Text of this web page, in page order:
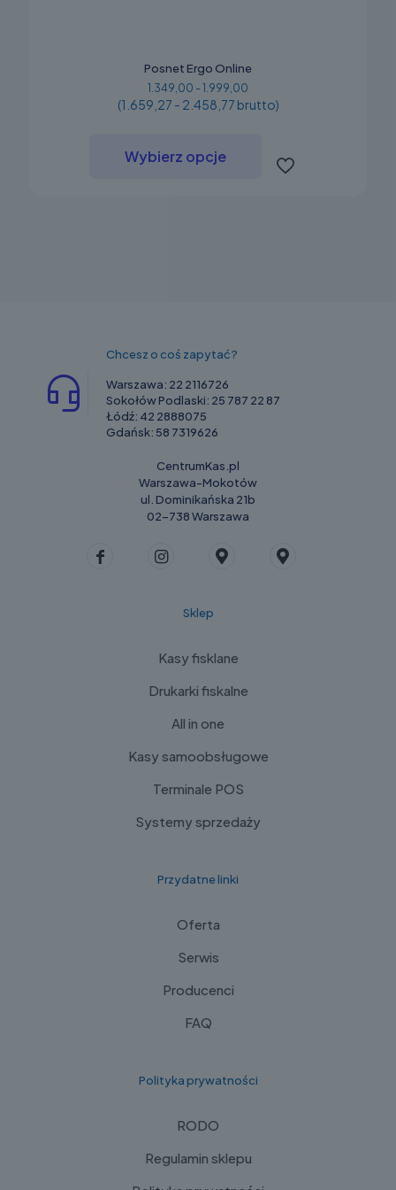
Posnet Ergo Online
1.349,00 - 1.999,00
(1.659,27 - 2.458,77 brutto)
Wybierz opcje
ma
wiele
Chcesz o coś zapytać?
Warszawa: 22 2116726
Sokołów Podlaski: 25 787 22 87
Łódź: 42 2888075
Gdańsk: 58 7319626
CentrumKas.pl
Warszawa-Mokotów
ul. Dominikańska 21b
02-738 Warszawa
Sklep
Kasy fisklane
Drukarki fiskalne
All in one
Kasy samoobsługowe
Terminale POS
Systemy sprzedaży
Przydatne linki
Oferta
Serwis
Producenci
FAQ
Polityka prywatności
RODO
Regulamin sklepu